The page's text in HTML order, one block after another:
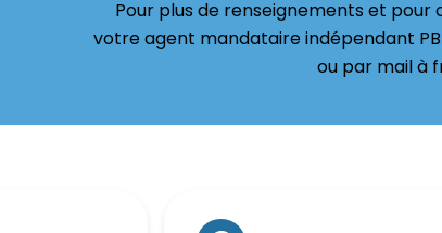
Pour plus de renseignements et
votre agent mandataire indépendant
ou par mail à